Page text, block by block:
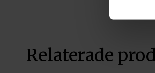
Relaterade